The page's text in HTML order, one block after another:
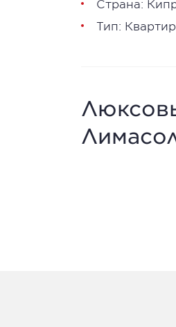
Страна:
Тип: